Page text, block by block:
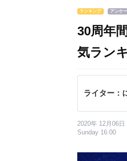
ランキング アンケ
30周年
気ラン
ライター：
2020年 12月06日
Sunday 16:00